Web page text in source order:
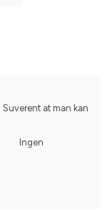
at man kan
Ingen